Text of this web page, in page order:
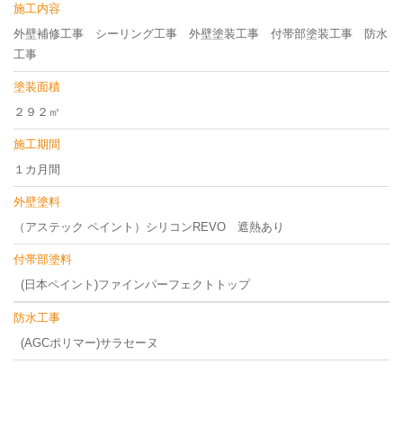
施工内容
外壁補修工事 シーリング工事 外壁塗装工事 付帯部塗装工事 防水
工事
塗装面積
２９２㎡
施工期間
１カ月間
外壁塗料
（アステック ペイント）シリコンREVO 遮熱あり
付帯部塗料
(日本ペイント)ファインパーフェクトトップ
防水工事
(AGCポリマー)サラセーヌ